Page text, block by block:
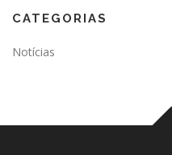
CATEGORIAS
Notícias